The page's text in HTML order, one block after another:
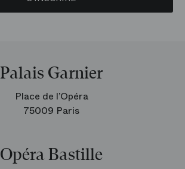
Palais Garnier
Place de l’Opéra
75009 Paris
Opéra Bastille